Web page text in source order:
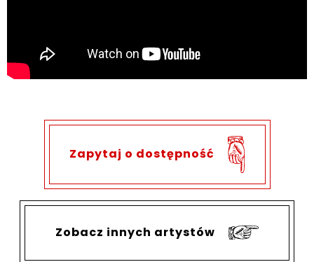
Zapytaj o dostępność
Zobacz innych artystów